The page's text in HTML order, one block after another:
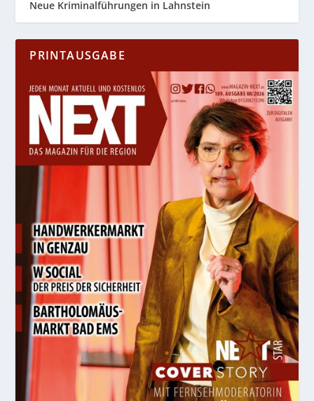
Neue Kriminalführungen in Lahnstein
PRINTAUSGABE